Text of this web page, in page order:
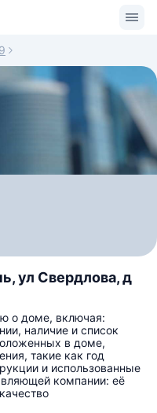
ул Свердлова, д
о доме, включая:
наличие и список
в доме,
такие как год
и использованные
компании: её